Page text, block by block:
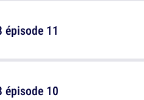
épisode 11
épisode 10